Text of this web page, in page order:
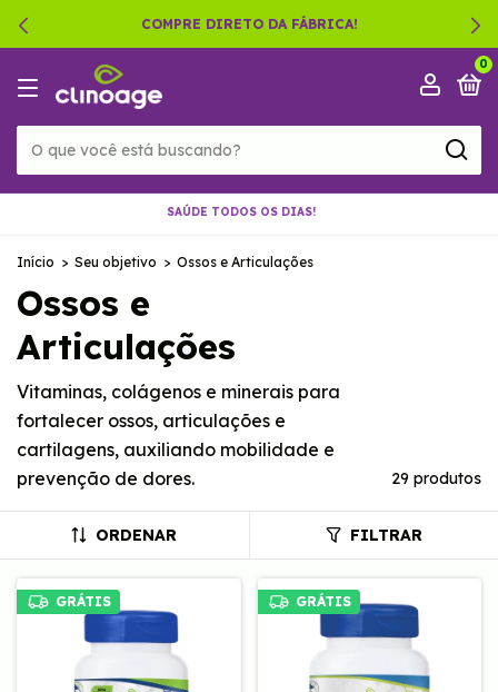
COMPRE DIRETO DA FÁBRICA!
0
SAÚDE TODOS OS DIAS!
Início > Seu objetivo > Ossos e Articulações
Ossos e
Articulações
Vitaminas, colágenos e minerais para
fortalecer ossos, articulações e
cartilagens, auxiliando mobilidade e
prevenção de dores.
29 produtos
ORDENAR FILTRAR
GRÁTIS GRÁTIS